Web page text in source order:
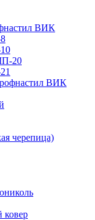
ВИК
20
ВИК
черепица)
ковер